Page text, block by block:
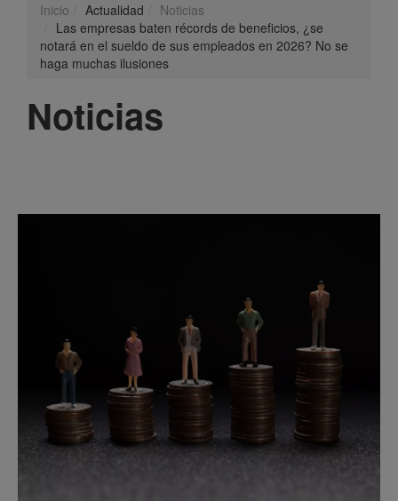
Inicio Actualidad
Noticias
Las empresas baten récords de beneficios, ¿se
notará en el sueldo de sus empleados en 2026? No se
haga muchas ilusiones
Noticias